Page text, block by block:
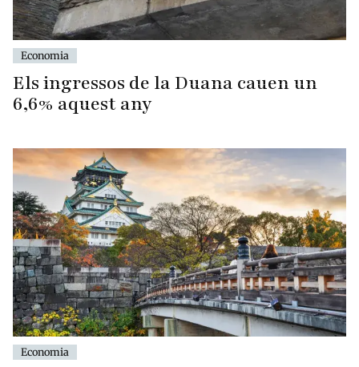
Economia
Els ingressos de la Duana cauen un
6,6% aquest any
Economia